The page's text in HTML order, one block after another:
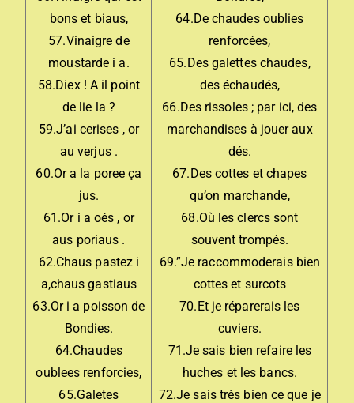
bons et biaus,
57.Vinaigre de
moustarde i a.
58.Diex ! A il point
de lie la ?
59.J’ai cerises , or
au verjus .
60.Or a la poree ça
jus.
61.Or i a oés , or
aus poriaus .
62.Chaus pastez i
a,chaus gastiaus
63.Or i a poisson de
Bondies.
64.Chaudes
oublees renforcies,
65.Galetes
64.De chaudes oublies
renforcées,
65.Des galettes chaudes,
des échaudés,
66.Des rissoles ; par ici, des
marchandises à jouer aux
dés.
67.Des cottes et chapes
qu’on marchande,
68.Où les clercs sont
souvent trompés.
69.”Je raccommoderais bien
cottes et surcots
70.Et je réparerais les
cuviers.
71.Je sais bien refaire les
huches et les bancs.
72.Je sais très bien ce que je